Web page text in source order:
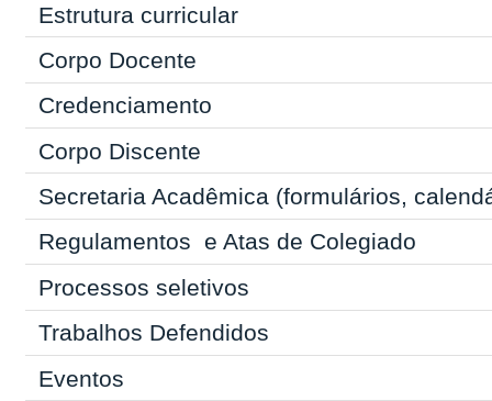
Estrutura curricular
Corpo Docente
Credenciamento
Corpo Discente
Secretaria Acadêmica (formulários,
Regulamentos e Atas de Colegiado
Processos seletivos
Trabalhos Defendidos
Eventos